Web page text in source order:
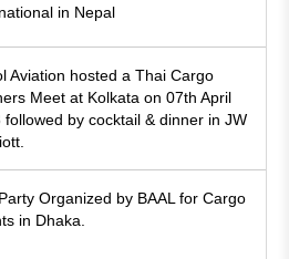
in Nepal
Aviation hosted a Thai Cargo
Meet at Kolkata on 07th April
followed by cocktail & dinner in JW
Organized by BAAL for Cargo
in Dhaka.